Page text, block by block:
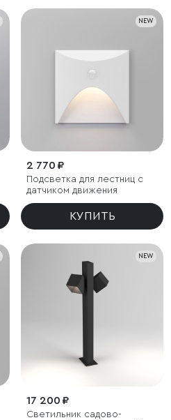
NEW
2 770 ₽
Подсветка для лестниц с
датчиком движения
КУПИТЬ
NEW
17 200 ₽
Светильник садово-